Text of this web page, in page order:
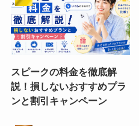
スピークの料金を徹底解
説！損しないおすすめプラ
ンと割引キャンペーン